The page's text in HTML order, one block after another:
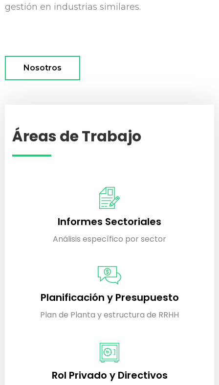
gestión en industrias similares.
Nosotros
Áreas de Trabajo
Informes Sectoriales
Análisis específico por sector
Planificación y Presupuesto
Plan de Planta y estructura de RRHH
Rol Privado y Directivos